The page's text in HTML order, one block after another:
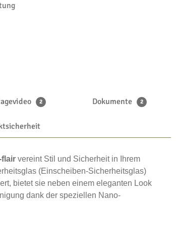
2 Dokumente 2
flair vereint Stil und Sicherheit in Ihrem
(Einscheiben-Sicherheitsglas)
bietet sie neben einem eleganten Look
dank der speziellen Nano-